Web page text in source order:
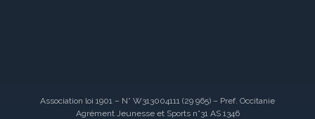
Association loi 1901 – N° W313004111 (29 965) – Pref. Occitanie
Agrément Jeunesse et Sports n°31 AS 1346